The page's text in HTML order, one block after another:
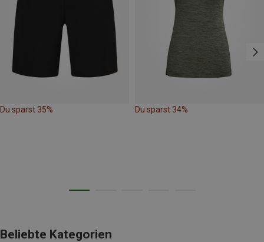
Du sparst 35% Du sparst 34%
Beliebte Kategorien